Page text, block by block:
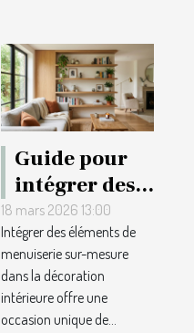
Guide pour
intégrer des
éléments de
menuiserie
sur-mesure
dans la
décoration
18 mars 2026 13:00
Intégrer des éléments de
menuiserie sur-mesure
dans la décoration
intérieure offre une
occasion unique de...